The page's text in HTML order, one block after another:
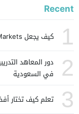
Recent
1 كيف يجعل JustMarkets تداول الفوركس أسهل وأكثر أمانًا
2
دور المعاهد
في السعودية
3 تعلم كيف تختار